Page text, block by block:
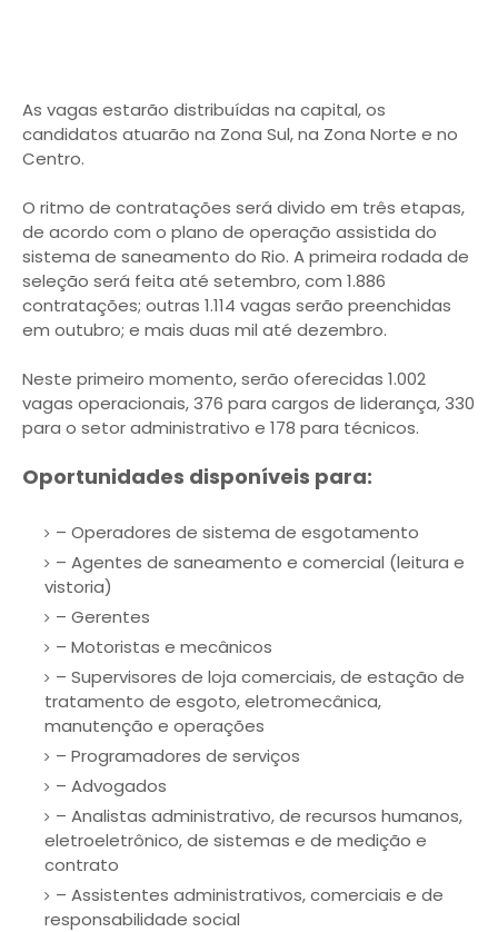
As vagas estarão distribuídas na capital, os
candidatos atuarão na Zona Sul, na Zona Norte e no
Centro.
O ritmo de contratações será divido em três etapas,
de acordo com o plano de operação assistida do
sistema de saneamento do Rio. A primeira rodada de
seleção será feita até setembro, com 1.886
contratações; outras 1.114 vagas serão preenchidas
em outubro; e mais duas mil até dezembro.
Neste primeiro momento, serão oferecidas 1.002
vagas operacionais, 376 para cargos de liderança, 330
para o setor administrativo e 178 para técnicos.
Oportunidades disponíveis para:
– Operadores de sistema de esgotamento
– Agentes de saneamento e comercial (leitura e
vistoria)
– Gerentes
– Motoristas e mecânicos
– Supervisores de loja comerciais, de estação de
tratamento de esgoto, eletromecânica,
manutenção e operações
– Programadores de serviços
– Advogados
– Analistas administrativo, de recursos humanos,
eletroeletrônico, de sistemas e de medição e
contrato
– Assistentes administrativos, comerciais e de
responsabilidade social